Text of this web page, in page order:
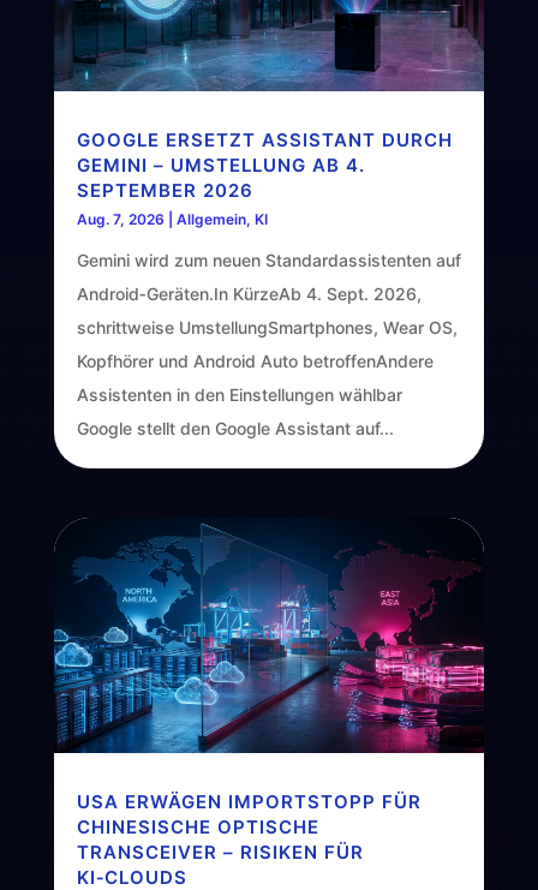
GOOGLE ERSETZT ASSISTANT DURCH
GEMINI – UMSTELLUNG AB 4.
SEPTEMBER 2026
Aug. 7, 2026 Allgemein, KI
Gemini wird zum neuen Standardassistenten auf
Android‑Geräten.In KürzeAb 4. Sept. 2026,
schrittweise UmstellungSmartphones, Wear OS,
Kopfhörer und Android Auto betroffenAndere
Assistenten in den Einstellungen wählbar
Google stellt den Google Assistant auf...
USA ERWÄGEN IMPORTSTOPP FÜR
CHINESISCHE OPTISCHE
TRANSCEIVER – RISIKEN FÜR
KI‑CLOUDS